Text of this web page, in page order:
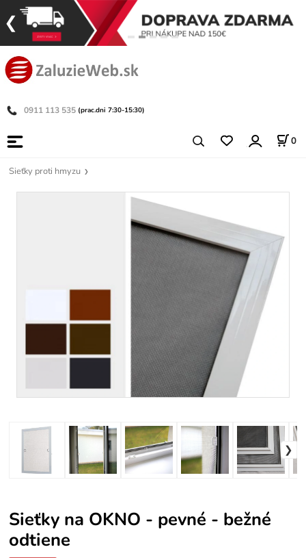
0911 113 535 (prac.dni 7:30-15:30)
0
Sieťky proti hmyzu
Sieťky na OKNO - pevné - bežné
odtiene